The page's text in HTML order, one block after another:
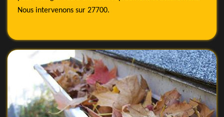
Nous intervenons sur 27700.